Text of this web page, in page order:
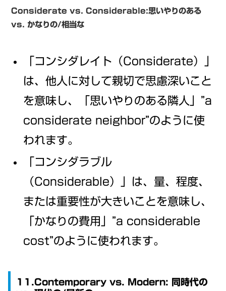
Considerate vs. Considerable:思いやりのある
vs. かなりの/相当な
「コンシダレイト（Considerate）」
は、他人に対して親切で思慮深いこと
を意味し、「思いやりのある隣人」”a
considerate neighbor”のように使
われます。
「コンシダラブル
（Considerable）」は、量、程度、
または重要性が大きいことを意味し、
「かなりの費用」”a considerable
cost”のように使われます。
11.Contemporary vs. Modern: 同時代の